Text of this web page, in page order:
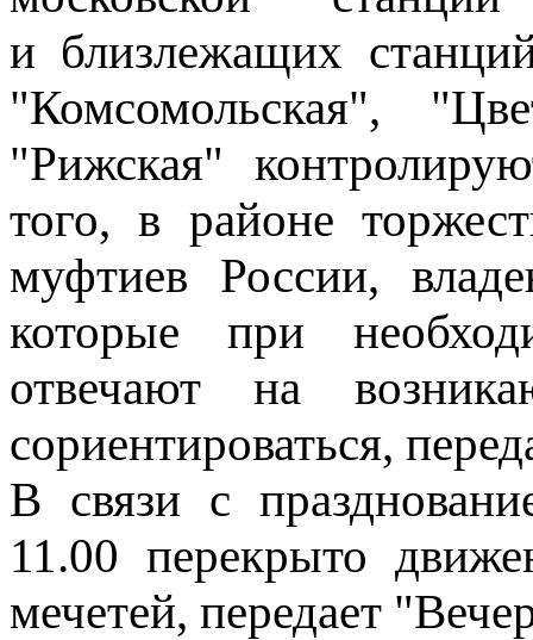
и близлежащих
"Комсомольская",
"Рижская"
того, в районе
муфтиев России,
которые при
отвечают на
сориентироваться,
В связи с
11.00 перекрыто
мечетей, передает